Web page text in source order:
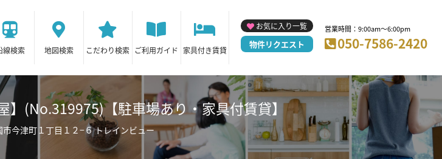
線検索 地図検索 こだわり検索 ご利用ガイド 家具付き賃貸
お気に入り一覧
物件リクエスト
営業時間：9:00am～6:00pm
050-7586-2420
】(No.319975)【駐車場あり・家具付賃貸】
今津町１丁目１２−６ トレインビュー